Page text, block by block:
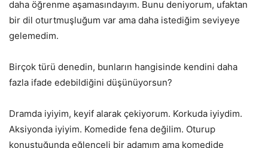
daha öğrenme aşamasındayım. Bunu deniyorum, ufaktan
bir dil oturtmuşluğum var ama daha istediğim seviyeye
gelemedim.
Birçok türü denedin, bunların hangisinde kendini daha
fazla ifade edebildiğini düşünüyorsun?
Dramda iyiyim, keyif alarak çekiyorum. Korkuda iyiydim.
Aksiyonda iyiyim. Komedide fena değilim. Oturup
konuştuğunda eğlenceli bir adamım ama komedide